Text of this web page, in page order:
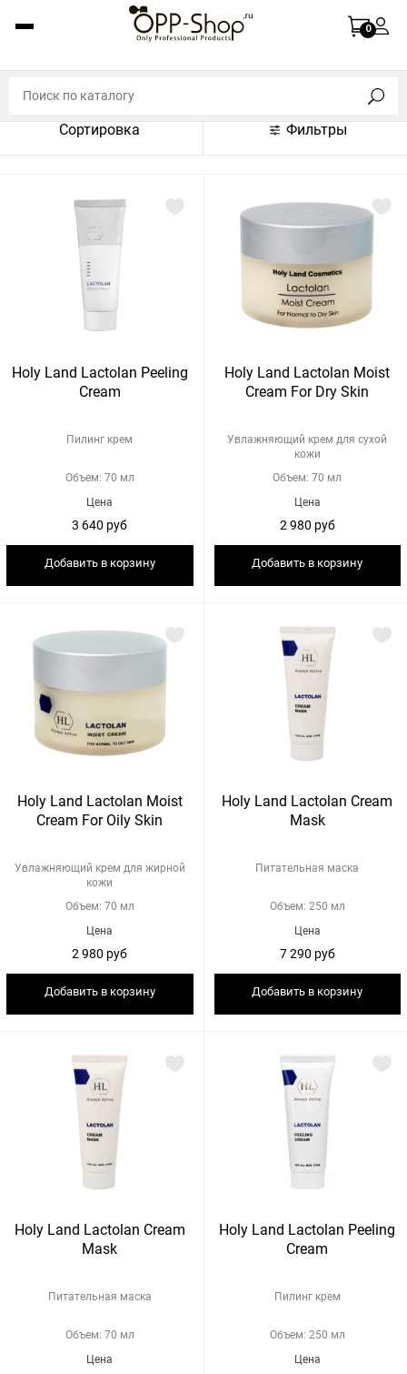
0
Сортировка Фильтры
По названию (A-Z)
По цене (по возрастанию)
По цене (по убыванию)
По популярности (по убыванию)
120
Holy Land Lactolan Peeling
Cream
Пилинг крем
Объем: 70 мл
Цена
3 640 руб
Добавить в корзину
Holy Land Lactolan Moist
Cream For Dry Skin
Увлажняющий крем для сухой
кожи
Объем: 70 мл
Цена
2 980 руб
Добавить в корзину
Holy Land Lactolan Moist
Cream For Oily Skin
Увлажняющий крем для жирной
кожи
Объем: 70 мл
Цена
2 980 руб
Добавить в корзину
Holy Land Lactolan Cream
Mask
Питательная маска
Объем: 250 мл
Цена
7 290 руб
Добавить в корзину
Holy Land Lactolan Cream
Mask
Питательная маска
Объем: 70 мл
Цена
Holy Land Lactolan Peeling
Cream
Пилинг крем
Объем: 250 мл
Цена